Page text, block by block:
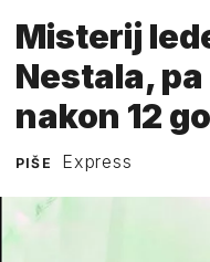
Misterij
Nestala,
nakon 12
PIŠE Express